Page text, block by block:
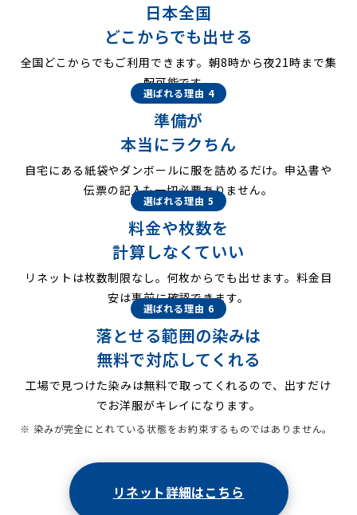
日本全国
どこからでも出せる
全国どこからでもご利用できます。朝8時から夜21時まで集
配可能です。
選ばれる理由 4
準備が
本当にラクちん
自宅にある紙袋やダンボールに服を詰めるだけ。申込書や
伝票の記入も一切必要ありません。
選ばれる理由 5
料金や枚数を
計算しなくていい
リネットは枚数制限なし。何枚からでも出せます。料金目
安は事前に確認できます。
選ばれる理由 6
落とせる範囲の染みは
無料で対応してくれる
工場で見つけた染みは無料で取ってくれるので、出すだけ
でお洋服がキレイになります。
※ 染みが完全にとれている状態をお約束するものではありません。
リネット詳細はこちら